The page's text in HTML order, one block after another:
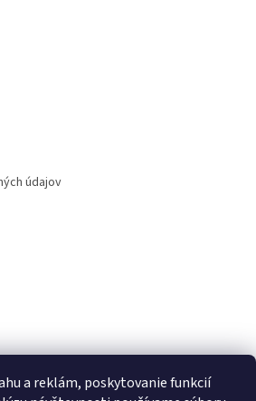
a reklám, poskytovanie funkcií
údajov